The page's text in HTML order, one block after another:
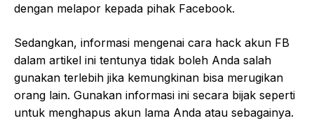
dengan melapor kepada pihak Facebook.
Sedangkan, informasi mengenai cara hack akun FB
dalam artikel ini tentunya tidak boleh Anda salah
gunakan terlebih jika kemungkinan bisa merugikan
orang lain. Gunakan informasi ini secara bijak seperti
untuk menghapus akun lama Anda atau sebagainya.